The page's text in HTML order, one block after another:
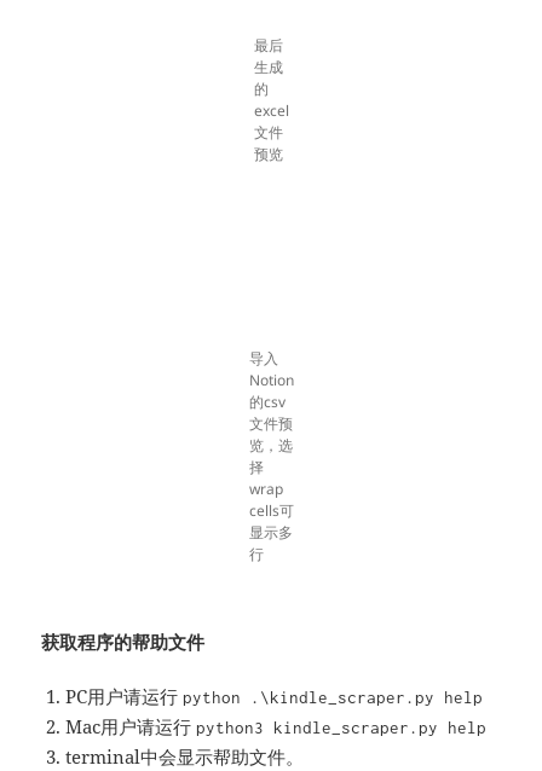
最后
生成
的
excel
文件
预览
导入
Notion
的csv
文件预
览，选
择
wrap
cells可
显示多
行
获取程序的帮助文件
PC用户请运行 python .\kindle_scraper.py help
Mac用户请运行 python3 kindle_scraper.py help
terminal中会显示帮助文件。